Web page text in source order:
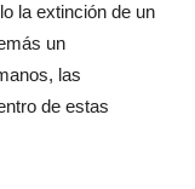
la extinción de un
un
las
de estas